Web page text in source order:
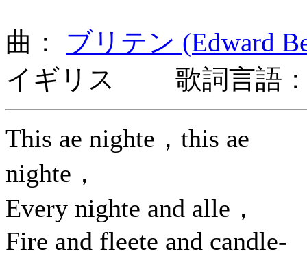
曲： ブリテン (Edward
イギリス 歌詞言語：
This ae nighte，this ae
nighte，
Every nighte and alle，
Fire and fleete and candle-